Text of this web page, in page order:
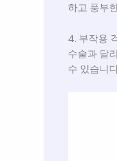
하고 풍부
4. 부작용
수술과 달
수 있습니